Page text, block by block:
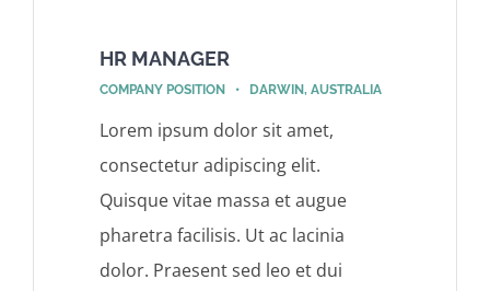
HR MANAGER
COMPANY POSITION • DARWIN, AUSTRALIA
Lorem ipsum dolor sit amet,
consectetur adipiscing elit.
Quisque vitae massa et augue
pharetra facilisis. Ut ac lacinia
dolor. Praesent sed leo et dui